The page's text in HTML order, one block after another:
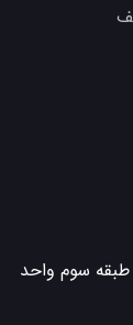
طبقه سوم واحد